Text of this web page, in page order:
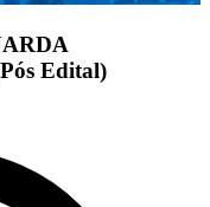
Edital)